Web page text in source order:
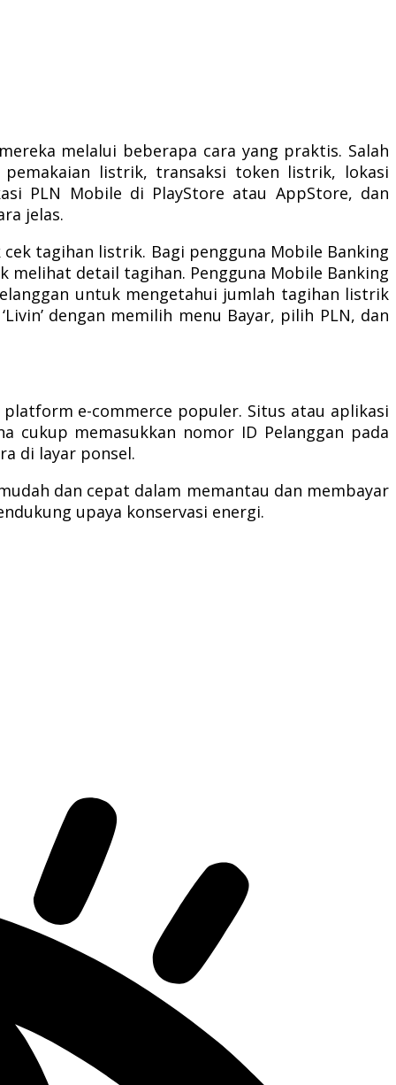
melalui beberapa cara yang praktis. Salah
listrik, transaksi token listrik, lokasi
PLN Mobile di PlayStore atau AppStore, dan
jelas.
tagihan listrik. Bagi pengguna Mobile Banking
melihat detail tagihan. Pengguna Mobile Banking
untuk mengetahui jumlah tagihan listrik
dengan memilih menu Bayar, pilih PLN, dan
e-commerce populer. Situs atau aplikasi
cukup memasukkan nomor ID Pelanggan pada
di layar ponsel.
dan cepat dalam memantau dan membayar
upaya konservasi energi.